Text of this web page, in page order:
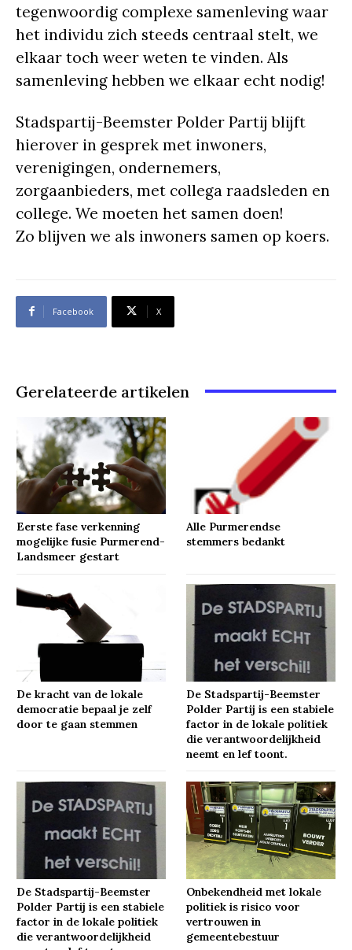
tegenwoordig complexe samenleving waar
het individu zich steeds centraal stelt, we
elkaar toch weer weten te vinden. Als
samenleving hebben we elkaar echt nodig!
Stadspartij-Beemster Polder Partij blijft
hierover in gesprek met inwoners,
verenigingen, ondernemers,
zorgaanbieders, met collega raadsleden en
college. We moeten het samen doen!
Zo blijven we als inwoners samen op koers.
Facebook X
Gerelateerde artikelen
Eerste fase verkenning
mogelijke fusie Purmerend-
Landsmeer gestart
Alle Purmerendse
stemmers bedankt
De kracht van de lokale
democratie bepaal je zelf
door te gaan stemmen
De Stadspartij-Beemster
Polder Partij is een stabiele
factor in de lokale politiek
die verantwoordelijkheid
neemt en lef toont.
De Stadspartij-Beemster
Polder Partij is een stabiele
factor in de lokale politiek
die verantwoordelijkheid
Onbekendheid met lokale
politiek is risico voor
vertrouwen in
gemeentebestuur